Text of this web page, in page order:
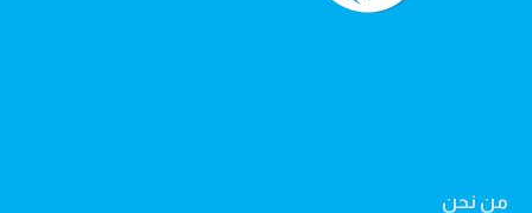
من نحن